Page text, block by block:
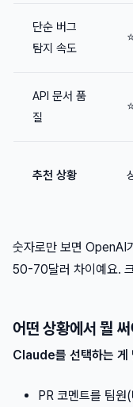
단순 버그
탐지 속도
API 문서 품
질
추천 상황
숫자로만 보면 OpenAI
50-70달러 차이예요.
어떤 상황에서 뭘
Claude를 선택하는 게
PR 코멘트를 팀